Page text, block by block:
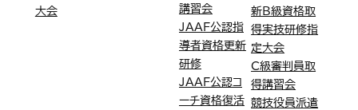
大会
講習会
JAAF公認指
導者資格更新
研修
JAAF公認コ
ーチ資格復活
新B級資格取
得実技研修指
定大会
C級審判員取
得講習会
競技役員派遣